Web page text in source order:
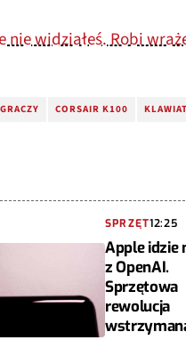
widziałeś. Robi
CORSAIR K100
SPRZĘT12:25
Apple idzie
z OpenAI.
Sprzętowa
rewolucja